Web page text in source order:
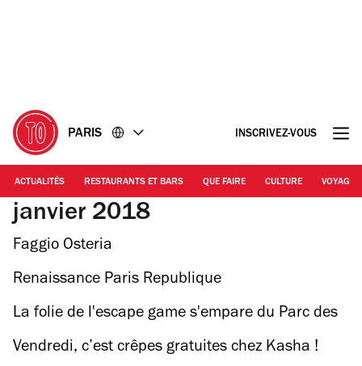
PARIS INSCRIVEZ-VOUS
ACTUALITÉS RESTAURANTS ET BARS QUE FAIRE CULTURE VOYAGE
janvier 2018
Faggio Osteria
Renaissance Paris Republique
La folie de l'escape game s'empare du Parc des
Princes
Vendredi, c’est crêpes gratuites chez Kasha !